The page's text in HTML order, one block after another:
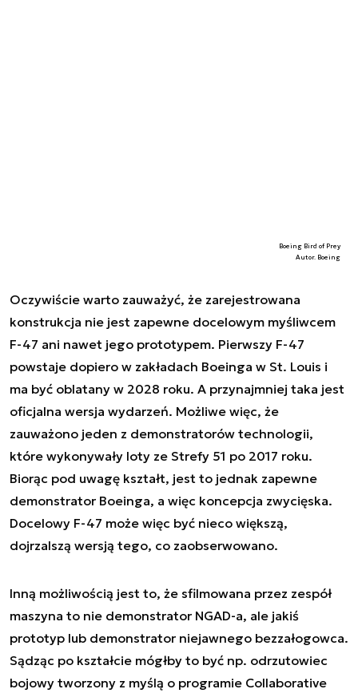
Boeing Bird of Prey
Autor. Boeing
Oczywiście warto zauważyć, że zarejestrowana
konstrukcja nie jest zapewne docelowym myśliwcem
F-47 ani nawet jego prototypem. Pierwszy F-47
powstaje dopiero w zakładach Boeinga w St. Louis i
ma być oblatany w 2028 roku. A przynajmniej taka jest
oficjalna wersja wydarzeń. Możliwe więc, że
zauważono jeden z demonstratorów technologii,
które wykonywały loty ze Strefy 51 po 2017 roku.
Biorąc pod uwagę kształt, jest to jednak zapewne
demonstrator Boeinga, a więc koncepcja zwycięska.
Docelowy F-47 może więc być nieco większą,
dojrzalszą wersją tego, co zaobserwowano.
Inną możliwością jest to, że sfilmowana przez zespół
maszyna to nie demonstrator NGAD-a, ale jakiś
prototyp lub demonstrator niejawnego bezzałogowca.
Sądząc po kształcie mógłby to być np. odrzutowiec
bojowy tworzony z myślą o programie Collaborative